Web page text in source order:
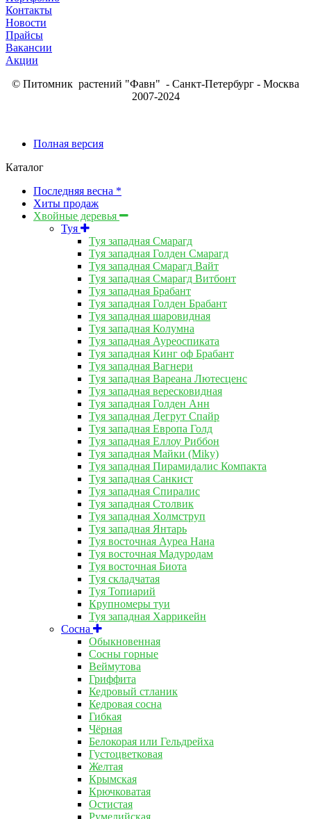
Контакты
Новости
Прайсы
Вакансии
Акции
© Питомник растений "Фавн" - Санкт-Петербург - Москва
2007-2024
Полная версия
Каталог
Последняя весна *
Хиты продаж
Хвойные деревья
Туя
Туя западная Смарагд
Туя западная Голден Смарагд
Туя западная Смарагд Вайт
Туя западная Смарагд Витбонт
Туя западная Брабант
Туя западная Голден Брабант
Туя западная шаровидная
Туя западная Колумна
Туя западная Ауреоспиката
Туя западная Кинг оф Брабант
Туя западная Вагнери
Туя западная Вареана Лютесценс
Туя западная вересковидная
Туя западная Голден Анн
Туя западная Дегрут Спайр
Туя западная Европа Голд
Туя западная Еллоу Риббон
Туя западная Майки (Miky)
Туя западная Пирамидалис Компакта
Туя западная Санкист
Туя западная Спиралис
Туя западная Столвик
Туя западная Холмструп
Туя западная Янтарь
Туя восточная Ауреа Нана
Туя восточная Мадуродам
Туя восточная Биота
Туя складчатая
Туя Топиарий
Крупномеры туи
Туя западная Харрикейн
Сосна
Обыкновенная
Сосны горные
Веймутова
Гриффита
Кедровый стланик
Кедровая сосна
Гибкая
Чёрная
Белокорая или Гельдрейха
Густоцветковая
Желтая
Крымская
Крючковатая
Остистая
Румелийская